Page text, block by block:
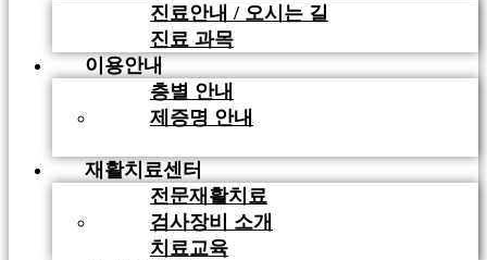
진료안내 / 오시는 길
진료 과목
이용안내
층별 안내
제증명 안내
재활치료센터
전문재활치료
검사장비 소개
치료교육